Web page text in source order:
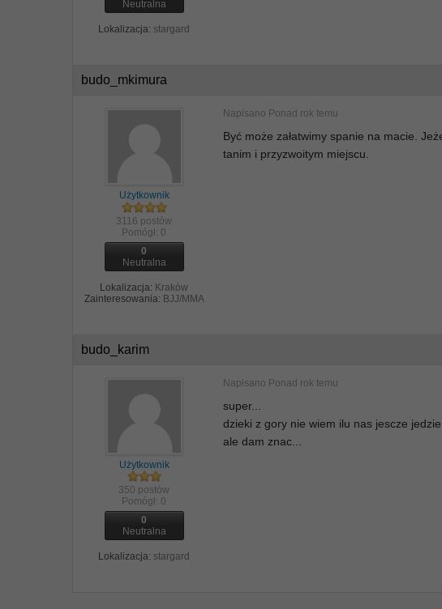
Neutralna
Lokalizacja: stargard
budo_mkimura
Użytkownik
3116 postów
Pomógł: 0
0
Neutralna
Lokalizacja: Kraków
Zainteresowania: BJJ/MMA
Napisano Ponad rok temu
Być może załatwimy spanie na macie.
tanim i przyzwoitym miejscu.
budo_karim
Użytkownik
350 postów
Pomógł: 0
0
Neutralna
Lokalizacja: stargard
Napisano Ponad rok temu
super...
dzieki z gory nie wiem ilu nas jescze
ale dam znac...